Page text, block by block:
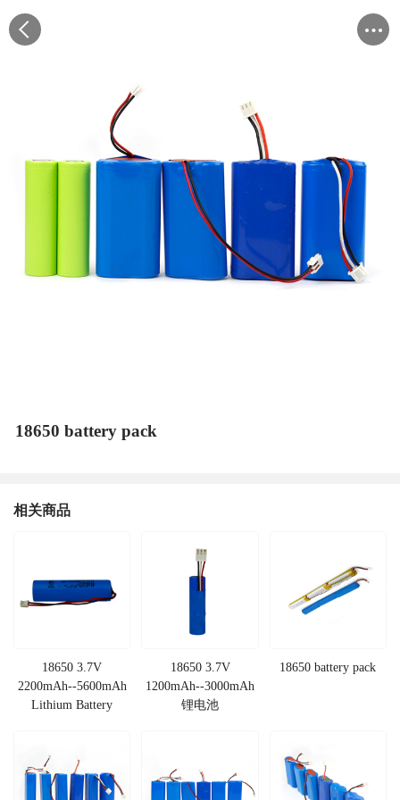
18650 battery pack
相关商品
18650 3.7V
2200mAh--5600mAh
Lithium Battery
18650 3.7V
1200mAh--3000mAh
锂电池
18650 battery pack